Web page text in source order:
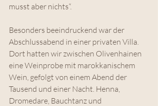
musst aber nichts“.
Besonders beeindruckend war der
Abschlussabend in einer privaten Villa.
Dort hatten wir zwischen Olivenhainen
eine Weinprobe mit marokkanischem
Wein, gefolgt von einem Abend der
Tausend und einer Nacht. Henna,
Dromedare, Bauchtanz und